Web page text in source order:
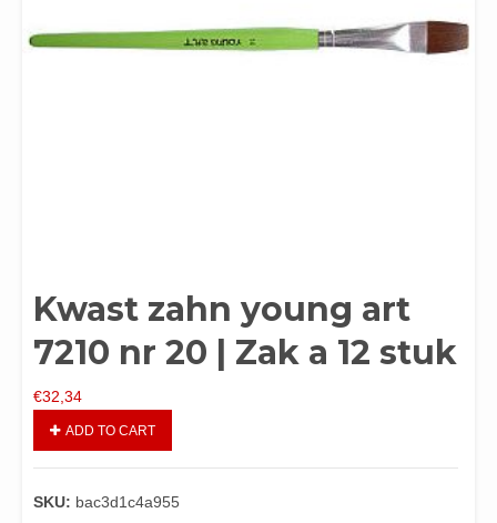
Kwast zahn young art
7210 nr 20 | Zak a 12 stuk
€32,34
ADD TO CART
SKU: bac3d1c4a955